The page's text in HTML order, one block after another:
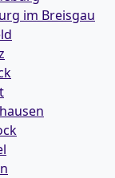
im Breisgau